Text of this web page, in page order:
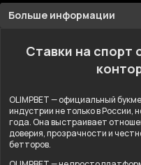
Больше информации
Ставки на спорт
OLIMPBET — официальный
индустрии не только в России,
года. Она выстраивает
доверия, прозрачности и
бетторов.